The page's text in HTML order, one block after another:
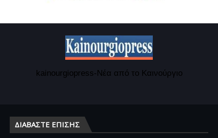
kainourgiopress-Νέα από το Καινούργιο
ΔΙΑΒΆΣΤΕ ΕΠΊΣΗΣ